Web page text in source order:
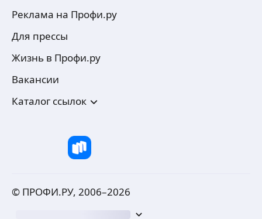
Реклама на Профи.ру
Для прессы
Жизнь в Профи.ру
Вакансии
Каталог ссылок
© ПРОФИ.РУ, 2006–2026